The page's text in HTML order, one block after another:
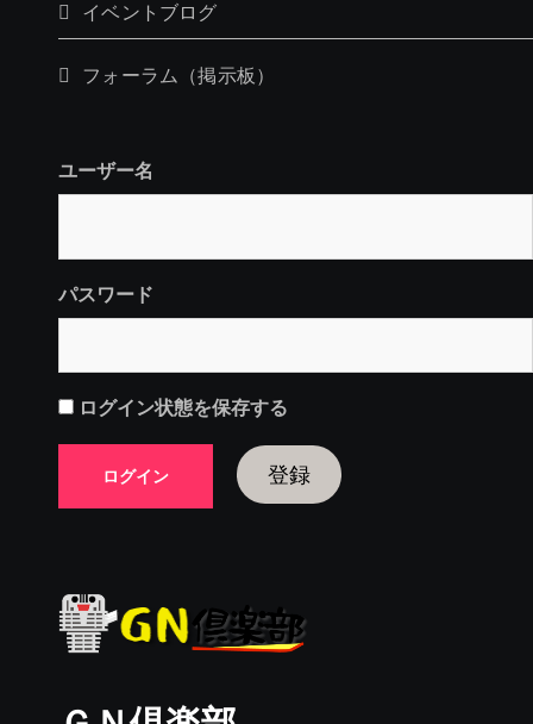
イベントブログ
フォーラム（掲示板）
ユーザー名
パスワード
ログイン状態を保存する
登録